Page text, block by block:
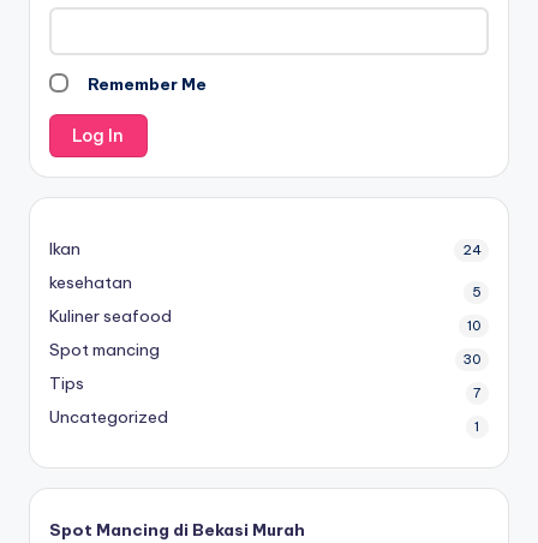
Remember Me
Ikan 24
kesehatan 5
Kuliner seafood 10
Spot mancing 30
Tips 7
Uncategorized 1
Spot Mancing di Bekasi Murah